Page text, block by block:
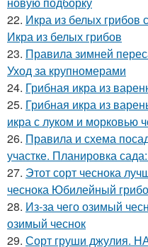
22. Икра из белых
Икра из белых грибов
23. Правила зимней
Уход за крупномерами
24. Грибная икра из
25. Грибная икра из
икра с луком и морковью
26. Правила и схема
участке. Планировка
27. Этот сорт чеснока
чеснока Юбилейный
28. Из-за чего озимый
озимый чеснок
29. Сорт груши